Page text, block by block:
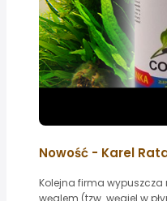
Nowość - Karel
Kolejna firma